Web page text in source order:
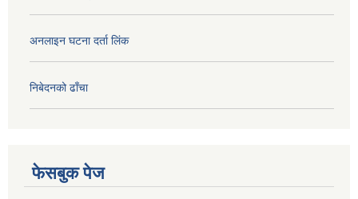
अनलाइन घटना दर्ता लिंक
निबेदनको ढाँचा
फेसबुक पेज